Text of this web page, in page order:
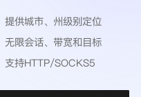
提供城市、州级别定位
无限会话、带宽和目标
支持HTTP/SOCKS5